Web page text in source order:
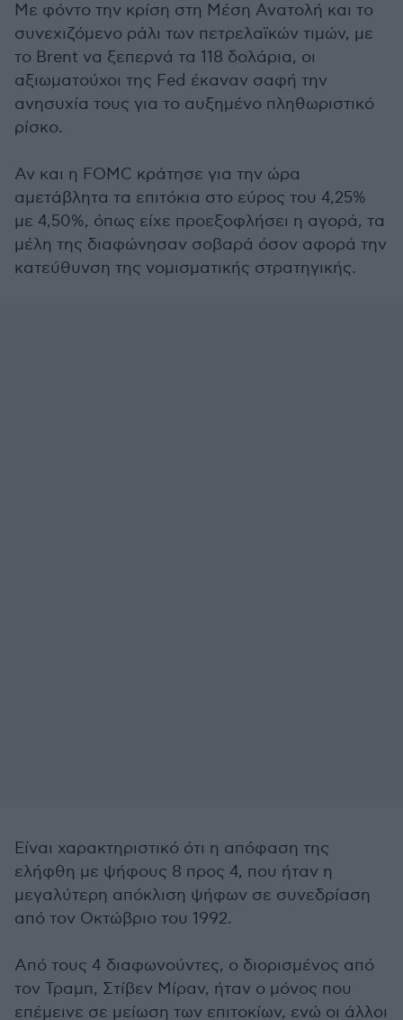
Με φόντο την κρίση στη Μέση Ανατολή και το
συνεχιζόμενο ράλι των πετρελαϊκών τιμών, με
το Brent να ξεπερνά τα 118 δολάρια, οι
αξιωματούχοι της Fed έκαναν σαφή την
ανησυχία τους για το αυξημένο πληθωριστικό
ρίσκο.
Αν και η FOMC κράτησε για την ώρα
αμετάβλητα τα επιτόκια στο εύρος του 4,25%
με 4,50%, όπως είχε προεξοφλήσει η αγορά, τα
μέλη της διαφώνησαν σοβαρά όσον αφορά την
κατεύθυνση της νομισματικής στρατηγικής.
Είναι χαρακτηριστικό ότι η απόφαση της
ελήφθη με ψήφους 8 προς 4, που ήταν η
μεγαλύτερη απόκλιση ψήφων σε συνεδρίαση
από τον Οκτώβριο του 1992.
Από τους 4 διαφωνούντες, ο διορισμένος από
τον Τραμπ, Στίβεν Μίραν, ήταν ο μόνος που
επέμεινε σε μείωση των επιτοκίων, ενώ οι άλλοι